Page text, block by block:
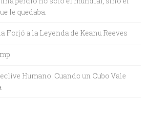
le quedaba.
Forjó a la Leyenda de Keanu Reeves
Humano: Cuando un Cubo Vale